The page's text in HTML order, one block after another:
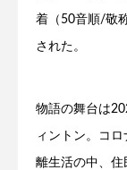
着（50音順/敬
された。
物語の舞台は
ィントン。コ
離生活の中、住